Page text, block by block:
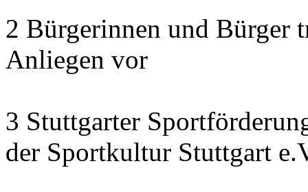
2 Bürgerinnen und Bürger
Anliegen vor
3 Stuttgarter
der Sportkultur Stuttgart